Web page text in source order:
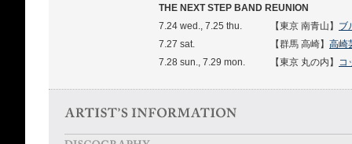
THE NEXT STEP BAND REUNION
7.24 wed., 7.25 thu.
【東京 南青山】 ブ
7.27 sat.
【群馬 高崎】 高崎
7.28 sun., 7.29 mon.
【東京 丸の内】 コ